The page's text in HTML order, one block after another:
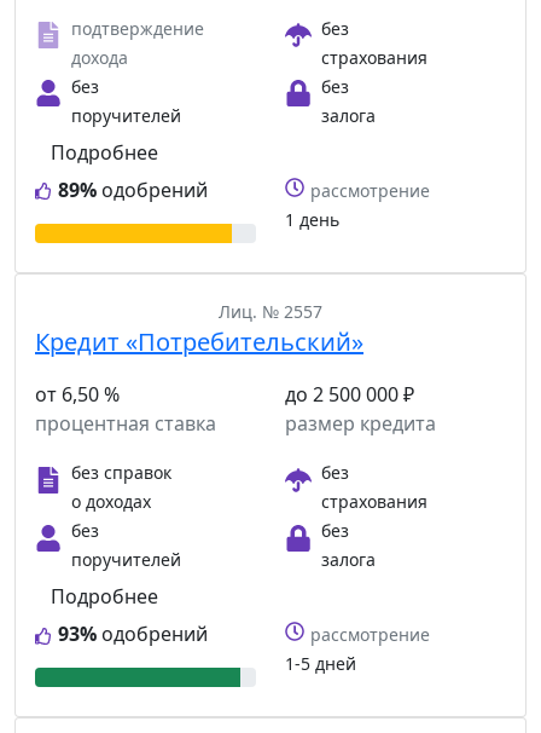
подтверждение
дохода
без
страхования
без
поручителей
без
залога
89% одобрений
Подробнее
рассмотрение
1 день
Лиц. № 2557
Кредит «Потребительский»
от 6,50 %
процентная ставка
до 2 500 000 ₽
размер кредита
без справок
о доходах
без
страхования
без
поручителей
без
залога
93% одобрений
Подробнее
рассмотрение
1-5 дней